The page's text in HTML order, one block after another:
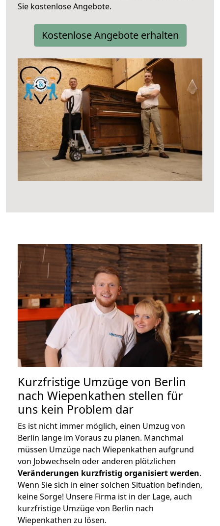
Sie kostenlose Angebote.
Kostenlose Angebote erhalten
Kurzfristige Umzüge von Berlin
nach Wiepenkathen stellen für
uns kein Problem dar
Es ist nicht immer möglich, einen Umzug von
Berlin lange im Voraus zu planen. Manchmal
müssen Umzüge nach Wiepenkathen aufgrund
von Jobwechseln oder anderen plötzlichen
Veränderungen kurzfristig organisiert werden.
Wenn Sie sich in einer solchen Situation befinden,
keine Sorge! Unsere Firma ist in der Lage, auch
kurzfristige Umzüge von Berlin nach
Wiepenkathen zu lösen.